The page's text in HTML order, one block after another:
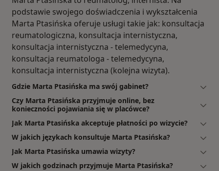
podstawie swojego doświadczenia i wykształcenia
Marta Ptasińska oferuje usługi takie jak: konsultacja
reumatologiczna, konsultacja internistyczna,
konsultacja internistyczna - telemedycyna,
konsultacja reumatologa - telemedycyna,
konsultacja internistyczna (kolejna wizyta).
Gdzie Marta Ptasińska ma swój gabinet?
Czy Marta Ptasińska przyjmuje online, bez
konieczności pojawiania się w placówce?
Jak Marta Ptasińska akceptuje płatności po wizycie?
W jakich językach konsultuje Marta Ptasińska?
Jak Marta Ptasińska umawia wizyty?
W jakich godzinach przyjmuje Marta Ptasińska?